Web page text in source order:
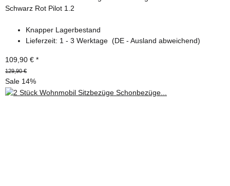
Schwarz Rot Pilot 1.2
Knapper Lagerbestand
Lieferzeit: 1 - 3 Werktage (DE - Ausland abweichend)
109,90 € *
129,90 €
Sale 14%